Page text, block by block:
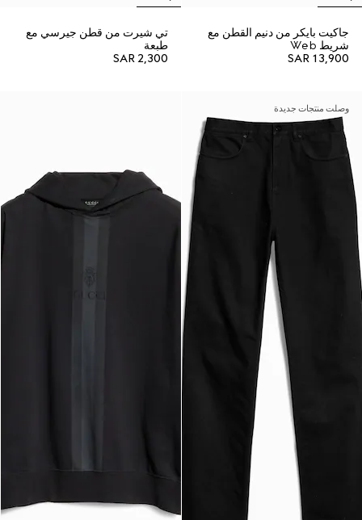
جاكيت بايكر من دنيم القطن مع
شريط Web
SAR 13,900
تي شيرت من قطن جيرسي مع
طبعة
SAR 2,300
وصلت منتجات جديدة